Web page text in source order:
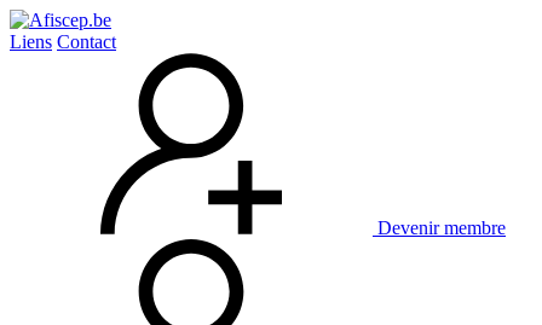
Liens Contact
Devenir membre